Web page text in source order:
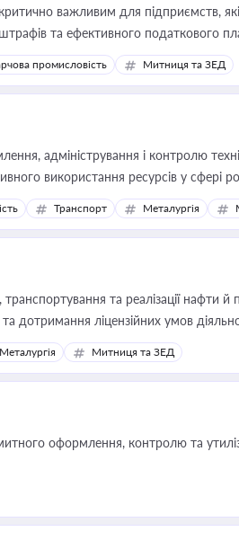
важливим для підприємств,
та ефективного податкового
промисловість Митниця та ЗЕД
адміністрування і контролю
використання ресурсів у сфері
Транспорт Металургія
та реалізації нафти
дотримання ліцензійних умов
Металургія Митниця та ЗЕД
оформлення, контролю та